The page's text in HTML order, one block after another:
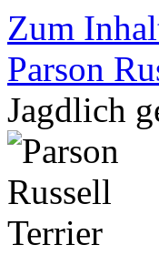
Zum
Parson
Jagdlich